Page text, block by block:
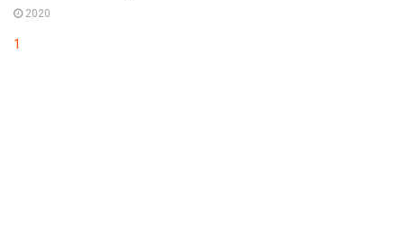
2020
1